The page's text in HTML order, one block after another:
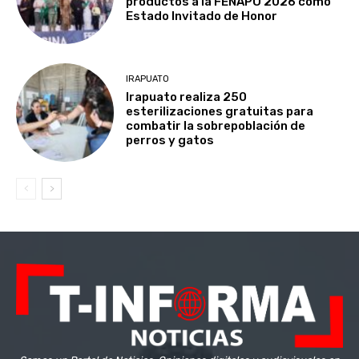
Estado Invitado de Honor
IRAPUATO
Irapuato realiza 250
esterilizaciones gratuitas para
combatir la sobrepoblación de
perros y gatos